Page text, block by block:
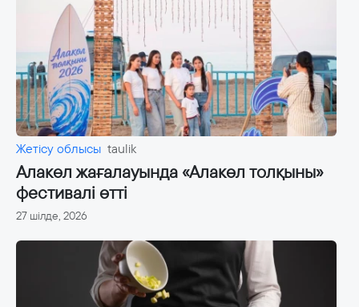
Жетісу облысы taulik
Алакөл жағалауында «Алакөл толқыны»
фестивалі өтті
27 шілде, 2026